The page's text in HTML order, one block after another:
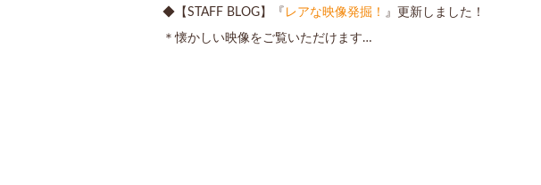
◆【STAFF BLOG】『 レアな映像発掘！ 』更新しました！
＊懐かしい映像をご覧いただけます…